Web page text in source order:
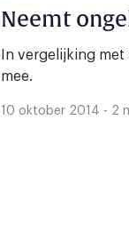
Neemt
In vergelijking
mee.
10 oktober 2014 - 2